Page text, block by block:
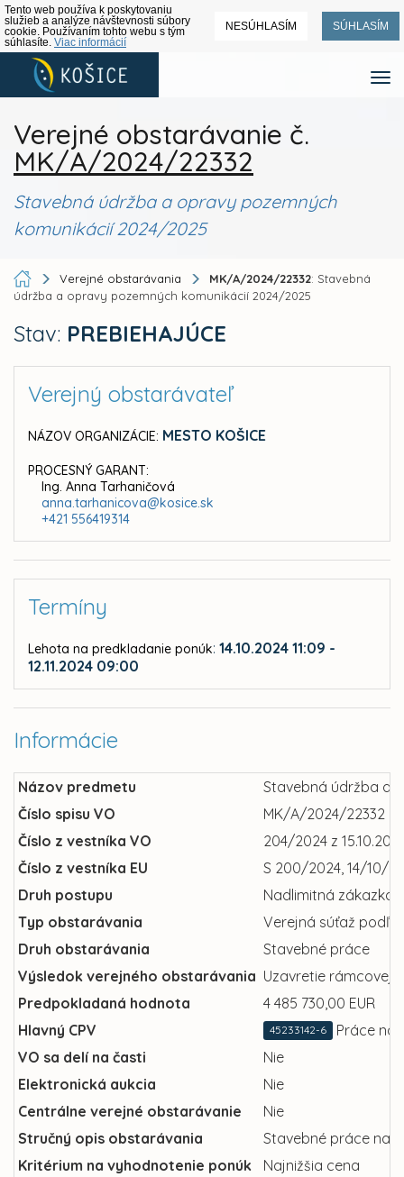
Tento web používa k poskytovaniu
služieb a analýze návštevnosti súbory
cookie. Používaním tohto webu s tým
súhlasíte. Viac informácií
NESÚHLASÍM SÚHLASÍM
Verejné obstarávanie č.
MK/A/2024/22332
Stavebná údržba a opravy pozemných
komunikácií 2024/2025
Verejné obstarávania MK/A/2024/22332: Stavebná
údržba a opravy pozemných komunikácií 2024/2025
Stav: PREBIEHAJÚCE
Verejný obstarávateľ
NÁZOV ORGANIZÁCIE: MESTO KOŠICE
PROCESNÝ GARANT:
Ing. Anna Tarhaničová
anna.tarhanicova@kosice.sk
+421 556419314
Termíny
Lehota na predkladanie ponúk: 14.10.2024 11:09 -
12.11.2024 09:00
Informácie
Názov predmetu
Stavebná údržba a
Číslo spisu VO
MK/A/2024/22332
Číslo z vestníka VO
204/2024 z
Číslo z vestníka EU
S 200/2024, 14/10/
Druh postupu
Nadlimitná zákazka
Typ obstarávania
Verejná súťaž podľa
Druh obstarávania
Stavebné práce
Výsledok verejného obstarávania Uzavretie rámcovej
Predpokladaná hodnota
4 485 730,00 EUR
Hlavný CPV
45233142-6
Práce na
VO sa delí na časti
Nie
Elektronická aukcia
Nie
Centrálne verejné obstarávanie
Nie
Stručný opis obstarávania
Stavebné práce na
Kritérium na vyhodnotenie ponúk
Najnižšia cena